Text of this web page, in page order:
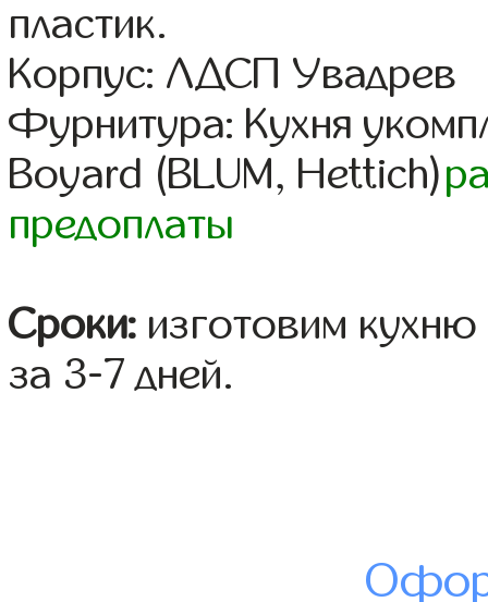
пластик.
Корпус: ЛДСП Увадрев
Фурнитура: Кухня
Boyard (BLUM, Hettich)
предоплаты
Сроки: изготовим
за 3-7 дней.